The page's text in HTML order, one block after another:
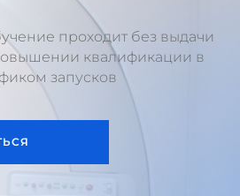
проходит без выдачи
квалификации в
запусков